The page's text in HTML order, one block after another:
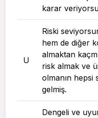
karar
U
Riski
hem de diğer
almaktan
risk almak ve
olmanın hepsi
gelmiş.
Dengeli ve